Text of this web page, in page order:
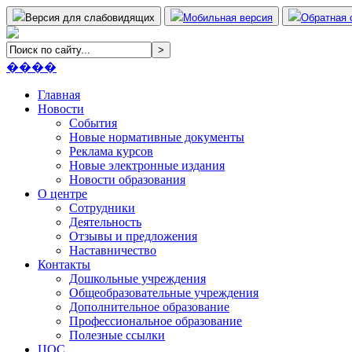
Версия для слабовидящих Мобильная версия Обратная
����
Главная
Новости
События
Новые нормативные документы
Реклама курсов
Новые электронные издания
Новости образования
О центре
Сотрудники
Деятельность
Отзывы и предложения
Наставничество
Контакты
Дошкольные учреждения
Общеобразовательные учреждения
Дополнительное образование
Профессиональное образование
Полезные ссылки
ЦОС